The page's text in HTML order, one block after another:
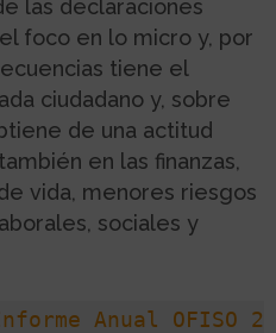
las declaraciones
foco en lo micro y, por
tiene el
ciudadano y, sobre
de una actitud
en las finanzas,
vida, menores riesgos
sociales y
Anual OFISO